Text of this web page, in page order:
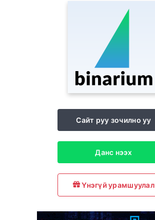
Сайт руу зочилно уу
Данс нээх
Үнэгүй урамшуулал